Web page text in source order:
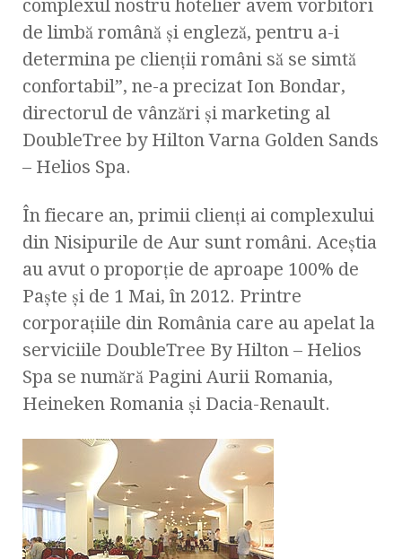
complexul nostru hotelier avem vorbitori
de limbă română şi engleză, pentru a-i
determina pe clienţii români să se simtă
confortabil”, ne-a precizat Ion Bondar,
directorul de vânzări şi marketing al
DoubleTree by Hilton Varna Golden Sands
– Helios Spa.
În fiecare an, primii clienţi ai complexului
din Nisipurile de Aur sunt români. Aceştia
au avut o proporţie de aproape 100% de
Paşte şi de 1 Mai, în 2012. Printre
corporaţiile din România care au apelat la
serviciile DoubleTree By Hilton – Helios
Spa se numără Pagini Aurii Romania,
Heineken Romania şi Dacia-Renault.